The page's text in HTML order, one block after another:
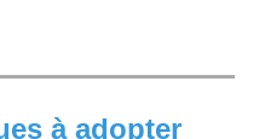
à adopter